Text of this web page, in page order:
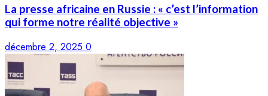
La presse africaine en Russie : « c’est l’information
qui forme notre réalité objective »
décembre 2, 2025 0